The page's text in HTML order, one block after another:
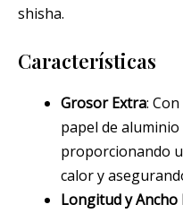
shisha.
Características
Grosor Extra:
papel de
proporcionando
calor y
Longitud y Ancho